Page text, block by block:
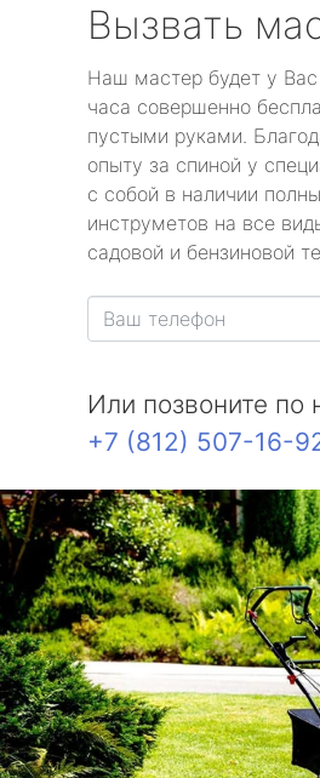
Вызвать
Наш мастер будет у Вас
часа совершенно
пустыми руками.
опыту за спиной у
с собой в наличии
инструметов на все
садовой и бензиновой
Или позвоните по
+7 (812) 507-16-